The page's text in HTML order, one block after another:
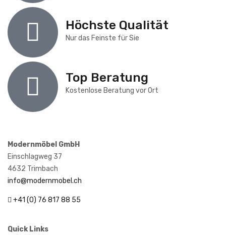
Höchste Qualität
Nur das Feinste für Sie
Top Beratung
Kostenlose Beratung vor Ort
Modernmöbel GmbH
Einschlagweg 37
4632 Trimbach
info@modernmobel.ch
+41 (0) 76 817 88 55
Quick Links